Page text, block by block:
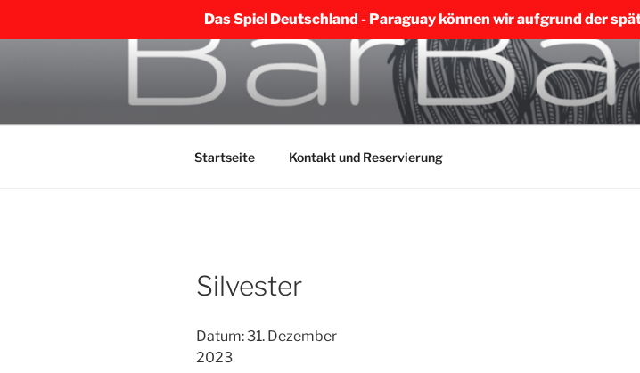
Das Spiel Deutschland - Paraguay können wir aufgrund der
BARBAROSSA MERING
Startseite Kontakt und Reservierung
Silvester
Datum:31. Dezember
2023